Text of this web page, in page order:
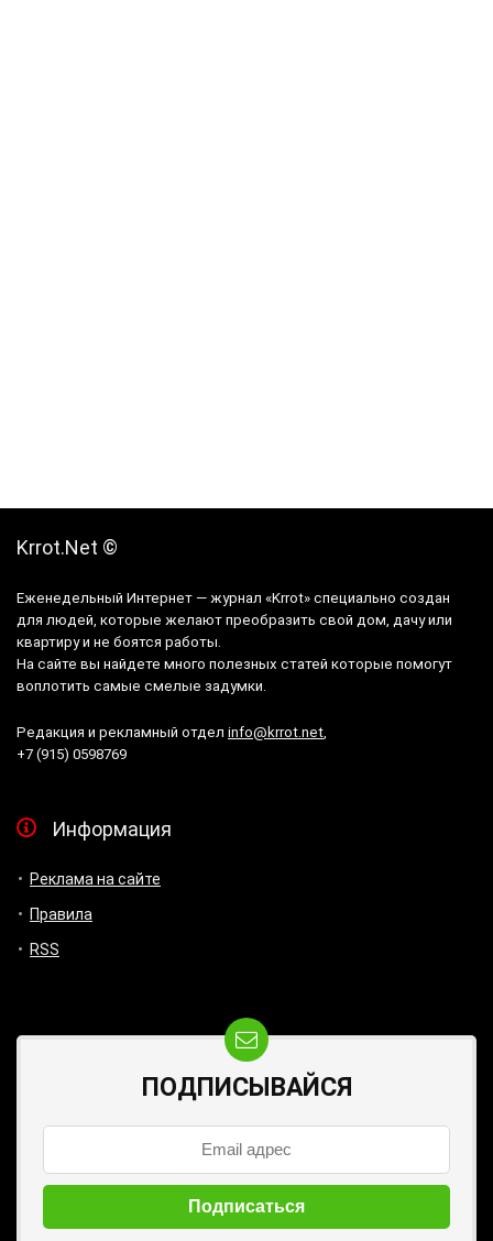
Krrot.Net ©
Еженедельный Интернет — журнал «Krrot» специально создан
для людей, которые желают преобразить свой дом, дачу или
квартиру и не боятся работы.
На сайте вы найдете много полезных статей которые помогут
воплотить самые смелые задумки.
Редакция и рекламный отдел info@krrot.net,
+7 (915) 0598769
Информация
Реклама на сайте
Правила
RSS
ПОДПИСЫВАЙСЯ